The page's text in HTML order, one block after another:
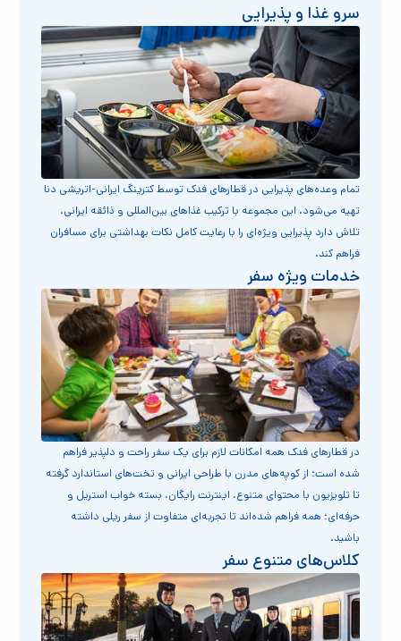
سرو غذا و پذیرایی
تمام وعده‌های پذیرایی در قطارهای فدک توسط کترینگ ایرانی-اتریشی دنا
تهیه می‌شود. این مجموعه با ترکیب غذاهای بین‌المللی و ذائقه ایرانی،
تلاش دارد پذیرایی ویژه‌ای را با رعایت کامل نکات بهداشتی برای مسافران
فراهم کند.
خدمات ویژه سفر
در قطارهای فدک همه امکانات لازم برای یک سفر راحت و دلپذیر فراهم
شده است؛ از کوپه‌های مدرن با طراحی ایرانی و تخت‌های استاندارد گرفته
تا تلویزیون با محتوای متنوع، اینترنت رایگان، بسته خواب استریل و
حرفه‌ای؛ همه فراهم شده‌اند تا تجربه‌ای متفاوت از سفر ریلی داشته
باشید.
کلاس‌های متنوع سفر